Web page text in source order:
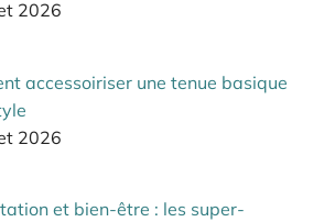
2026
accessoiriser une tenue basique
2026
et bien-être : les super-